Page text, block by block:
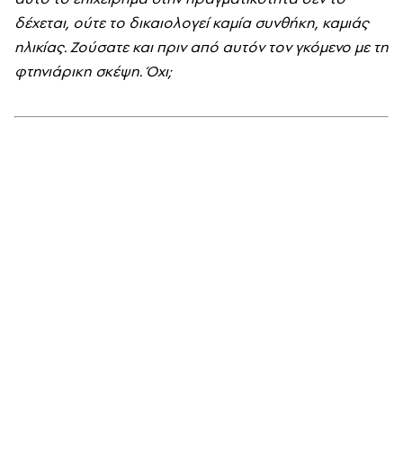
δέχεται, ούτε το δικαιολογεί καμία συνθήκη, καμιάς
ηλικίας. Ζούσατε και πριν από αυτόν τον γκόμενο με τη
φτηνιάρικη σκέψη. Όχι;